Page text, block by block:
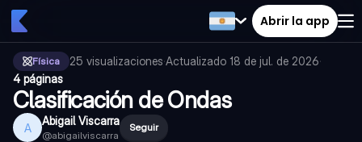
Abrir la app
Física 25 visualizaciones·Actualizado 18 de jul. de 2026·
4 páginas
Clasificación de Ondas
A Abigail Viscarra
@abigailviscarra
Seguir